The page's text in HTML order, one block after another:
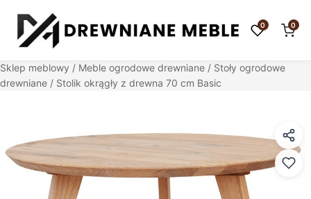
0 0
Sklep meblowy / Meble ogrodowe drewniane / Stoły ogrodowe
drewniane / Stolik okrągły z drewna 70 cm Basic